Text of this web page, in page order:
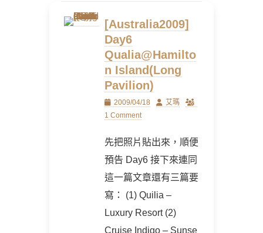
[Australia2009]
Day6
Qualia@Hamilto
n Island(Long
Pavilion)
Posted
on
2009/04/18 Author
艾瑪
1 Comment
先把照片貼出來，順便
預告 Day6 接下來連同
這一篇文章還有三篇要
寫： (1) Quilia –
Luxury Resort (2)
Cruise Indigo – Sunse